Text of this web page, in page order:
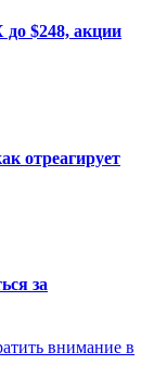
$248, акции
отреагирует
за
внимание в